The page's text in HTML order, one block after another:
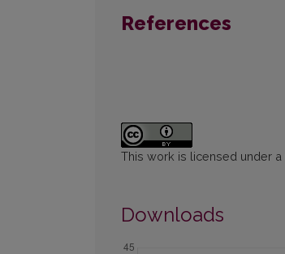
References
This work is licensed under a
Downloads